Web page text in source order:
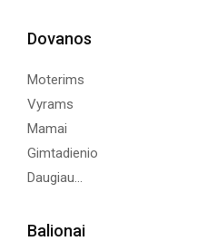
Dovanos
Moterims
Vyrams
Mamai
Gimtadienio
Daugiau...
Balionai